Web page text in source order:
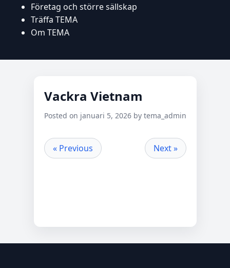
Företag och större sällskap
Träffa TEMA
Om TEMA
Vackra Vietnam
Posted on januari 5, 2026 by tema_admin
« Previous Next »